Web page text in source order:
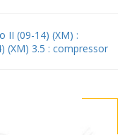
II (09-14) (XM) :
(XM) 3.5 : compressor